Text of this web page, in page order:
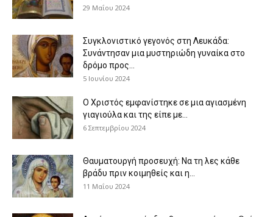
29 Μαΐου 2024
Συγκλονιστικό γεγονός στη Λευκάδα:
Συνάντησαν μια μυστηριώδη γυναίκα στο
δρόμο προς...
5 Ιουνίου 2024
Ο Χριστός εμφανίστηκε σε μια αγιασμένη
γιαγιούλα και της είπε με...
6 Σεπτεμβρίου 2024
Θαυματουργή προσευχή: Να τη λες κάθε
βράδυ πριν κοιμηθείς και η...
11 Μαΐου 2024